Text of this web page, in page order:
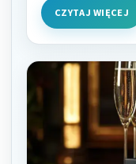
CZYTAJ WIĘCEJ